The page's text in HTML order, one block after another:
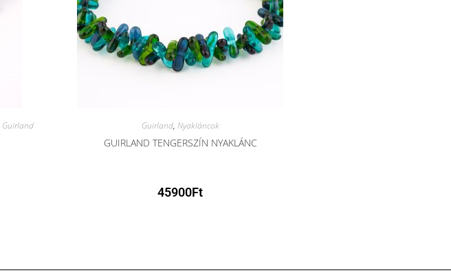
Guirland Guirland, Nyakláncok
GUIRLAND TENGERSZÍN NYAKLÁNC
45900Ft